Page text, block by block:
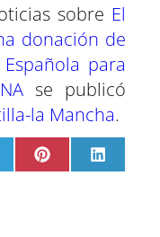
sobre El
donación de
para
se publicó
la Mancha.
C
o
P
i
C
o
L
i